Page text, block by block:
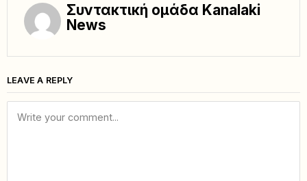
Συντακτική ομάδα Kanalaki
News
LEAVE A REPLY